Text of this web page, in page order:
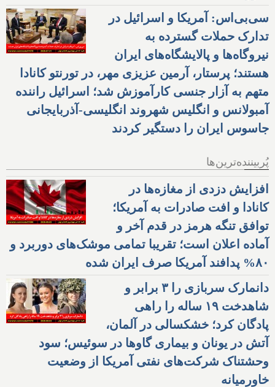
سی‌بی‌اس: آمریکا و اسرائیل در
تدارک حملات گسترده به
نیروگاه‌ها و پالایشگاه‌های ایران
هستند؛ پرستار، آرمین عزیزی مهر، در تورنتو کانادا
متهم به آزار جنسی کارآموزش شد؛ اسرائیل راننده
آمبولانس و انگلیس شهروند انگلیسی-آذربایجانی
جاسوس ایران را دستگیر کردند
پُربیننده‌ترین‌ها
افزایش دزدی از مغازه‌ها در
کانادا و افت صادرات به آمریکا؛
توافق تنگه هرمز در قدم آخر و
آماده اعلان است؛ تقریبا تمامی موشک‌های دوربرد و
۸۰% پدافند آمریکا صرف ایران شده
دانمارک سربازی را ۳ برابر و
شاهدخت ۱۹ ساله را راهی
پادگان کرد؛ خشکسالی در آلمان،
آتش در یونان و بیماری گاوها در سوئیس؛ سود
وحشتناک شرکت‌های نفتی آمریکا از وضعیت
خاورمیانه